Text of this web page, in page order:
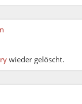
wieder gelöscht.